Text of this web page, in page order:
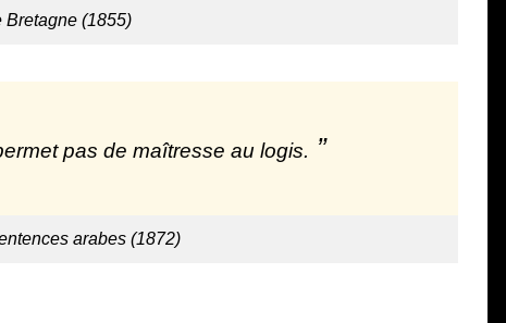
Bretagne (1855)
pas de maîtresse au logis.
arabes (1872)